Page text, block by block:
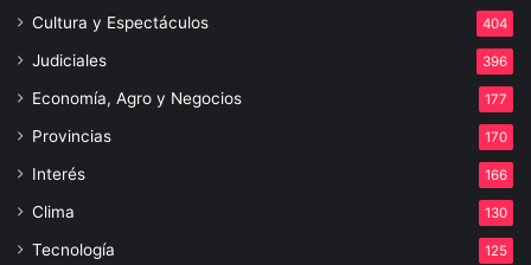
Cultura y Espectáculos 404
Judiciales 396
Economía, Agro y Negocios 177
Provincias 170
Interés 166
Clima 130
Tecnología 125